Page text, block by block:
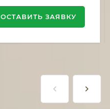
ОСТАВИТЬ ЗАЯВКУ